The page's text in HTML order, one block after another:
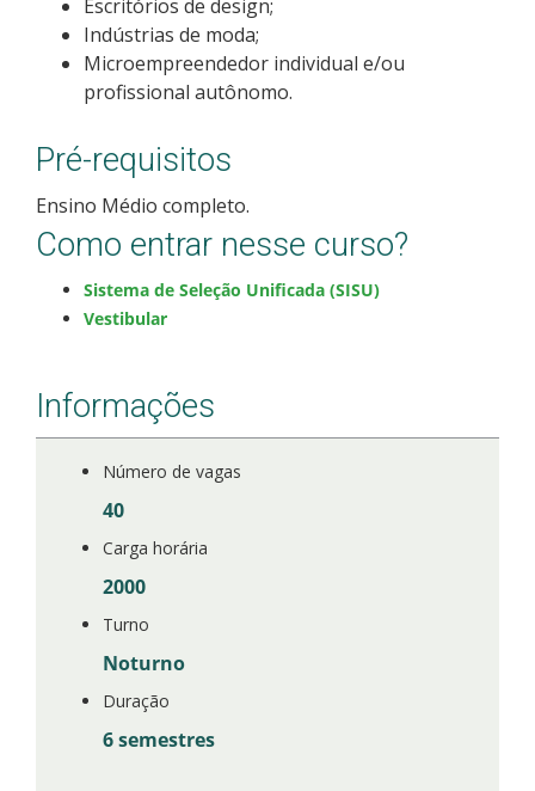
Cotas
Orientações para comprovação de cotas
Inscrições e acompanhamento
Orientações para Matrícula
Escritórios de design;
Indústrias de moda;
Microempreendedor individual e/ou
profissional autônomo.
Pré-requisitos
Ensino Médio completo.
Como entrar nesse curso?
Sistema de Seleção Unificada (SISU)
Vestibular
Informações
Número de vagas
40
Carga horária
2000
Turno
Noturno
Duração
6 semestres